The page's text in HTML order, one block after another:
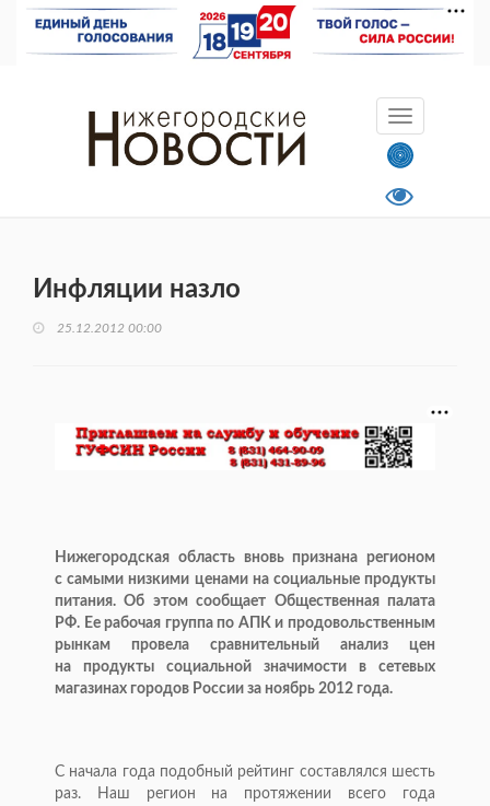
Инфляции назло
25.12.2012 00:00
Нижегородская область вновь признана регионом
с самыми низкими ценами на социальные продукты
питания. Об этом сообщает Общественная палата
РФ. Ее рабочая группа по АПК и продовольственным
рынкам провела сравнительный анализ цен
на продукты социальной значимости в сетевых
магазинах городов России за ноябрь 2012 года.
С начала года подобный рейтинг составлялся шесть
раз. Наш регион на протяжении всего года